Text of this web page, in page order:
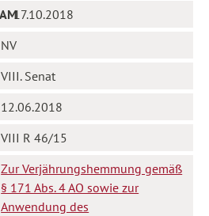
17.10.2018
NV
VIII. Senat
12.06.2018
VIII R 46/15
Zur Verjährungshemmung gemäß
§ 171 Abs. 4 AO sowie zur
Anwendung des